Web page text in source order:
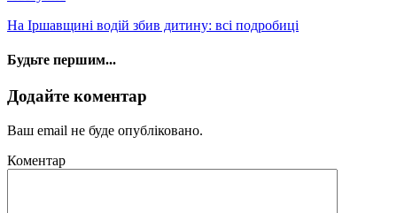
На Іршавщині водій збив дитину: всі подробиці
Будьте першим...
Додайте коментар
Ваш email не буде опубліковано.
Коментар